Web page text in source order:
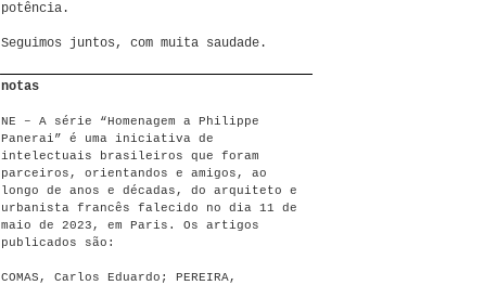
potência.
Seguimos juntos, com muita saudade.
notas
NE – A série “Homenagem a Philippe
Panerai” é uma iniciativa de
intelectuais brasileiros que foram
parceiros, orientandos e amigos, ao
longo de anos e décadas, do arquiteto e
urbanista francês falecido no dia 11 de
maio de 2023, em Paris. Os artigos
publicados são:
COMAS, Carlos Eduardo; PEREIRA,